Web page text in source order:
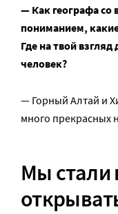
— Как географа со
пониманием,
Где на твой
человек?
— Горный Алтай и
много прекрасных
Мы стали